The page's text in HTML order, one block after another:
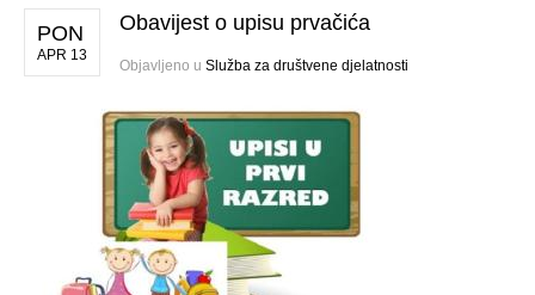
PON
APR 13
Obavijest o upisu prvačića
Objavljeno u Služba za društvene djelatnosti